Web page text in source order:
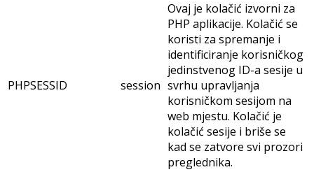
PHPSESSID session
Ovaj je kolačić izvorni za
PHP aplikacije. Kolačić se
koristi za spremanje i
identificiranje korisničkog
jedinstvenog ID-a sesije u
svrhu upravljanja
korisničkom sesijom na
web mjestu. Kolačić je
kolačić sesije i briše se
kad se zatvore svi prozori
preglednika.